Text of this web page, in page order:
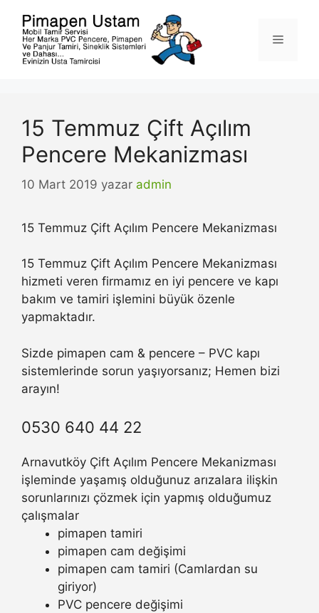
Menü
15 Temmuz Çift Açılım
Pencere Mekanizması
10 Mart 2019 yazar admin
15 Temmuz Çift Açılım Pencere Mekanizması
15 Temmuz Çift Açılım Pencere Mekanizması
hizmeti veren firmamız en iyi pencere ve kapı
bakım ve tamiri işlemini büyük özenle
yapmaktadır.
Sizde pimapen cam & pencere – PVC kapı
sistemlerinde sorun yaşıyorsanız; Hemen bizi
arayın!
0530 640 44 22
Arnavutköy Çift Açılım Pencere Mekanizması
işleminde yaşamış olduğunuz arızalara ilişkin
sorunlarınızı çözmek için yapmış olduğumuz
çalışmalar
pimapen tamiri
pimapen cam değişimi
pimapen cam tamiri (Camlardan su
giriyor)
PVC pencere değişimi